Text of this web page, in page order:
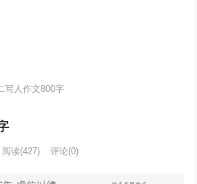
写人作文800字
阅读(427) 评论(0)